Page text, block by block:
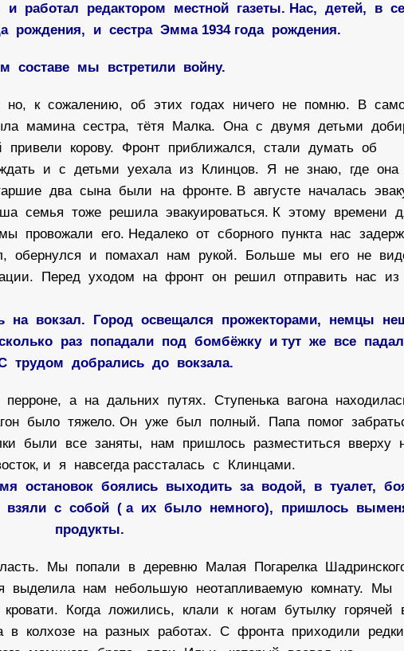
работал редактором местной газеты. Нас, детей, в
рождения, и сестра Эмма 1934 года рождения.
составе мы встретили войну.
но, к сожалению, об этих годах ничего не помню. В
мамина сестра, тётя Малка. Она с двумя детьми
корову. Фронт приближался, стали думать об
и с детьми уехала из Клинцов. Я не знаю, где
два сына были на фронте. В августе началась
семья тоже решила эвакуироваться. К этому времени
его. Недалеко от сборного пункта нас
обернулся и помахал нам рукой. Больше мы его не
Перед уходом на фронт он решил отправить нас из
вокзал. Город освещался прожекторами, немцы
раз попадали под бомбёжку и тут же все
трудом добрались до вокзала.
а на дальних путях. Ступенька вагона
было тяжело. Он уже был полный. Папа помог
были все заняты, нам пришлось разместиться вверху
и я навсегда рассталась с Клинцами.
остановок боялись выходить за водой, в туалет,
взяли с собой ( а их было немного), пришлось
продукты.
Мы попали в деревню Малая Погарелка
выделила нам небольшую неотапливаемую комнату. Мы
Когда ложились, клали к ногам бутылку горячей
колхозе на разных работах. С фронта приходили